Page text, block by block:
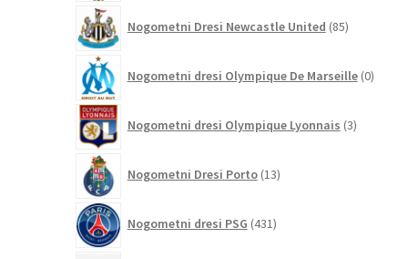
Nogometni Dresi Newcastle United 85izdelkov
Nogometni dresi Olympique De Marseille 0
Nogometni dresi Olympique Lyonnais 3izdelki
Nogometni Dresi Porto 13izdelkov
Nogometni dresi PSG 431izdelkov